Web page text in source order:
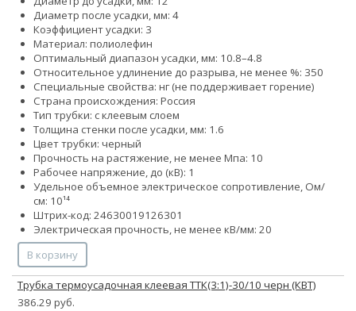
Диаметр после усадки, мм: 4
Коэффициент усадки: 3
Материал: полиолефин
Оптимальный диапазон усадки, мм: 10.8–4.8
Относительное удлинение до разрыва, не менее %: 350
Специальные свойства: нг (не поддерживает горение)
Страна происхождения: Россия
Тип трубки: с клеевым слоем
Толщина стенки после усадки, мм: 1.6
Цвет трубки: черный
Прочность на растяжение, не менее Мпа: 10
Рабочее напряжение, до (кВ): 1
Удельное объемное электрическое сопротивление, Ом/
см: 10¹⁴
Штрих-код: 24630019126301
Электрическая прочность, не менее кВ/мм: 20
В корзину
Трубка термоусадочная клеевая ТТК(3:1)-30/10 черн (КВТ)
386.29 руб.